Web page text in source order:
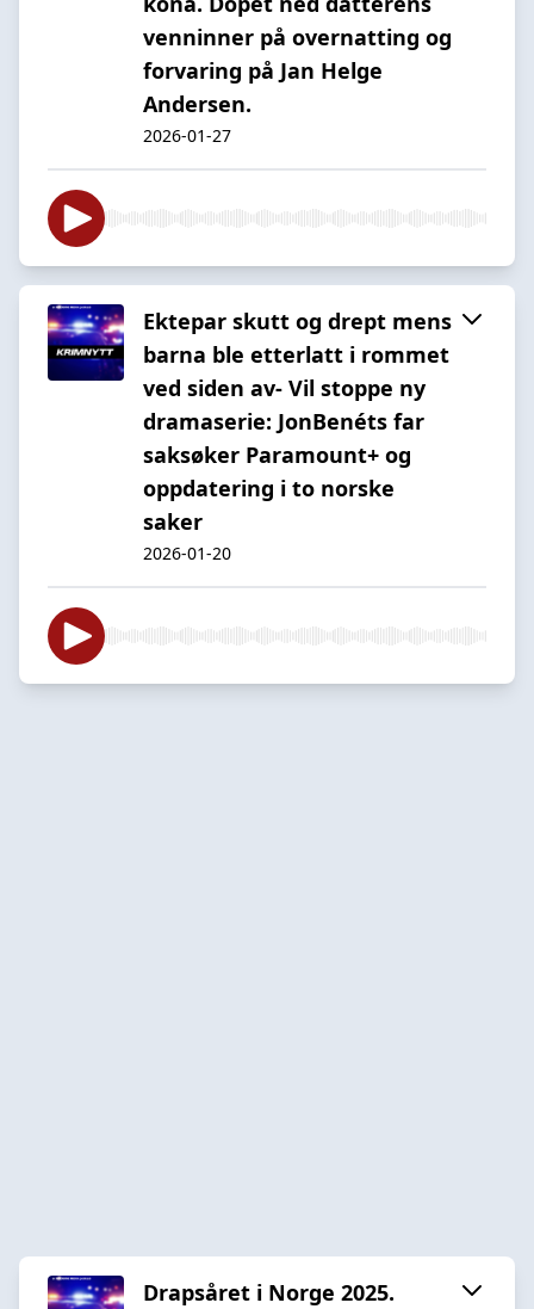
venninner på overnatting og
forvaring på Jan Helge
Andersen.
2026-01-27
Ektepar skutt og drept mens
barna ble etterlatt i rommet
ved siden av- Vil stoppe ny
dramaserie: JonBenéts far
saksøker Paramount+ og
oppdatering i to norske
saker
2026-01-20
Drapsåret i Norge 2025.